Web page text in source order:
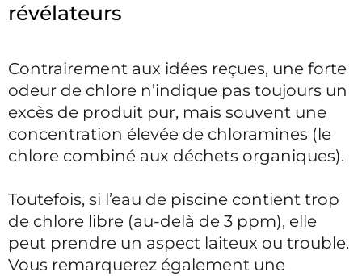
révélateurs
Contrairement aux idées reçues, une forte
odeur de chlore n’indique pas toujours un
excès de produit pur, mais souvent une
concentration élevée de chloramines (le
chlore combiné aux déchets organiques).
Toutefois, si l’eau de piscine contient trop
de chlore libre (au-delà de 3 ppm), elle
peut prendre un aspect laiteux ou trouble.
Vous remarquerez également une